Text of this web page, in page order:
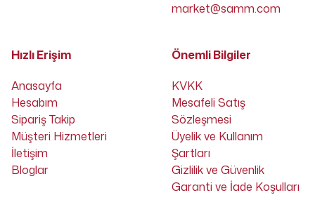
market@samm.com
Hızlı Erişim
Anasayfa
Hesabım
Sipariş Takip
Müşteri Hizmetleri
İletişim
Bloglar
Önemli Bilgiler
KVKK
Mesafeli Satış
Sözleşmesi
Üyelik ve Kullanım
Şartları
Gizlilik ve Güvenlik
Garanti ve İade Koşulları